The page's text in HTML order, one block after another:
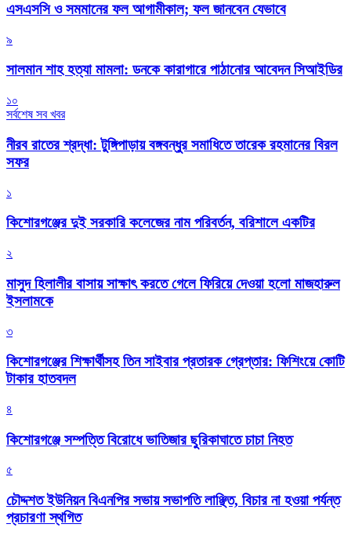
এসএসসি ও সমমানের ফল আগামীকাল; ফল জানবেন যেভাবে
৯
সালমান শাহ হত্যা মামলা: ডনকে কারাগারে পাঠানোর আবেদন সিআইডির
১০
সর্বশেষ সব খবর
নীরব রাতের শ্রদ্ধা: টুঙ্গিপাড়ায় বঙ্গবন্ধুর সমাধিতে তারেক রহমানের বিরল
সফর
১
কিশোরগঞ্জের দুই সরকারি কলেজের নাম পরিবর্তন, বরিশালে একটির
২
মাসুদ হিলালীর বাসায় সাক্ষাৎ করতে গেলে ফিরিয়ে দেওয়া হলো মাজহারুল
ইসলামকে
৩
কিশোরগঞ্জের শিক্ষার্থীসহ তিন সাইবার প্রতারক গ্রেপ্তার: ফিশিংয়ে কোটি
টাকার হাতবদল
৪
কিশোরগঞ্জে সম্পত্তি বিরোধে ভাতিজার ছুরিকাঘাতে চাচা নিহত
৫
চৌদ্দশত ইউনিয়ন বিএনপির সভায় সভাপতি লাঞ্ছিত, বিচার না হওয়া পর্যন্ত
প্রচারণা স্থগিত